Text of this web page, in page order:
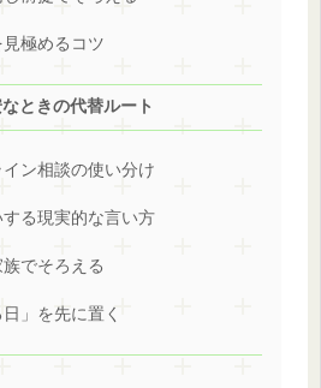
極めるコツ
ときの代替ルート
ン相談の使い分け
る現実的な言い方
でそろえる
」を先に置く